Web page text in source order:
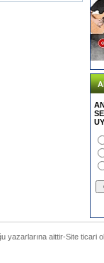
yazarlarına aittir-Site ticari